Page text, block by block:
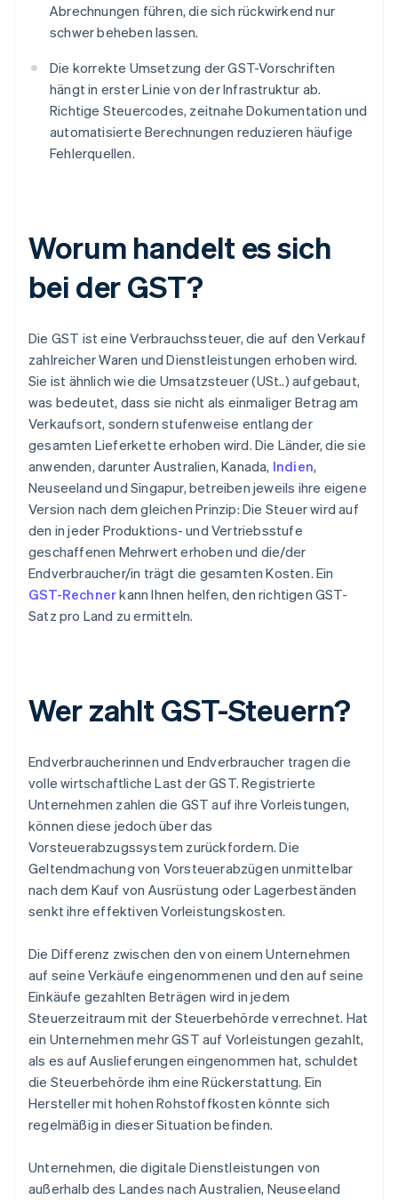
Abrechnungen führen, die sich rückwirkend nur
schwer beheben lassen.
Die korrekte Umsetzung der GST-Vorschriften
hängt in erster Linie von der Infrastruktur ab.
Richtige Steuercodes, zeitnahe Dokumentation und
automatisierte Berechnungen reduzieren häufige
Fehlerquellen.
Worum handelt es sich
bei der GST?
Die GST ist eine Verbrauchssteuer, die auf den Verkauf
zahlreicher Waren und Dienstleistungen erhoben wird.
Sie ist ähnlich wie die Umsatzsteuer (USt..) aufgebaut,
was bedeutet, dass sie nicht als einmaliger Betrag am
Verkaufsort, sondern stufenweise entlang der
gesamten Lieferkette erhoben wird. Die Länder, die sie
anwenden, darunter Australien, Kanada, Indien,
Neuseeland und Singapur, betreiben jeweils ihre eigene
Version nach dem gleichen Prinzip: Die Steuer wird auf
den in jeder Produktions- und Vertriebsstufe
geschaffenen Mehrwert erhoben und die/der
Endverbraucher/in trägt die gesamten Kosten. Ein
GST-Rechnerkann Ihnen helfen, den richtigen GST-
Satz pro Land zu ermitteln.
Wer zahlt GST-Steuern?
Endverbraucherinnen und Endverbraucher tragen die
volle wirtschaftliche Last der GST. Registrierte
Unternehmen zahlen die GST auf ihre Vorleistungen,
können diese jedoch über das
Vorsteuerabzugssystem zurückfordern. Die
Geltendmachung von Vorsteuerabzügen unmittelbar
nach dem Kauf von Ausrüstung oder Lagerbeständen
senkt ihre effektiven Vorleistungskosten.
Die Differenz zwischen den von einem Unternehmen
auf seine Verkäufe eingenommenen und den auf seine
Einkäufe gezahlten Beträgen wird in jedem
Steuerzeitraum mit der Steuerbehörde verrechnet. Hat
ein Unternehmen mehr GST auf Vorleistungen gezahlt,
als es auf Auslieferungen eingenommen hat, schuldet
die Steuerbehörde ihm eine Rückerstattung. Ein
Hersteller mit hohen Rohstoffkosten könnte sich
regelmäßig in dieser Situation befinden.
Unternehmen, die digitale Dienstleistungen von
außerhalb des Landes nach Australien, Neuseeland